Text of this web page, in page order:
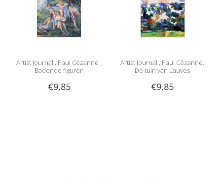
Artist Journal , Paul Cézanne ,
Badende figuren
€9,85
Artist Journal , Paul Cézanne,
De tuin van Lauves
€9,85